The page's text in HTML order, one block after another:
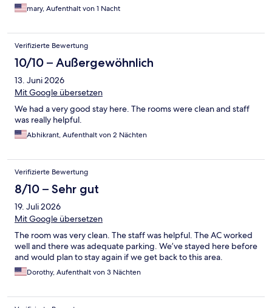
mary, Aufenthalt von 1 Nacht
Verifizierte Bewertung
10/10 – Außergewöhnlich
13. Juni 2026
Mit Google übersetzen
We had a very good stay here. The rooms were clean and staff
was really helpful.
Abhikrant, Aufenthalt von 2 Nächten
Verifizierte Bewertung
8/10 – Sehr gut
19. Juli 2026
Mit Google übersetzen
The room was very clean. The staff was helpful. The AC worked
well and there was adequate parking. We’ve stayed here before
and would plan to stay again if we get back to this area.
Dorothy, Aufenthalt von 3 Nächten